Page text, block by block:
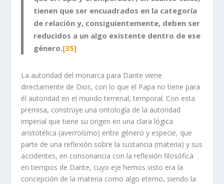
tienen que ser encuadrados en la categoría
de relación y, consiguientemente, deben ser
reducidos a un algo existente dentro de ese
género.[35]
La autoridad del monarca para Dante viene
directamente de Dios, con lo que el Papa no tiene para
él autoridad en el mundo terrenal, temporal. Con esta
premisa, construye una ontología de la autoridad
imperial que tiene su origen en una clara lógica
aristotélica (averroísmo) entre género y especie, que
parte de una reflexión sobre la sustancia (materia) y sus
accidentes, en consonancia con la reflexión filosófica
en tiempos de Dante, cuyo eje hemos visto era la
concepción de la materia como algo eterno, siendo la